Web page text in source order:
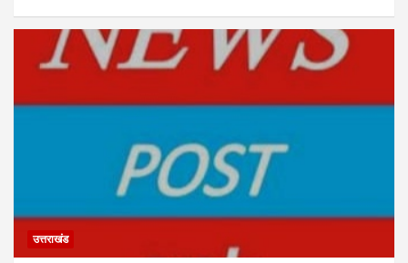
उत्तराखंड